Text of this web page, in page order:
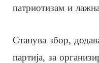
патриотизам и
Станува збор,
партија, за